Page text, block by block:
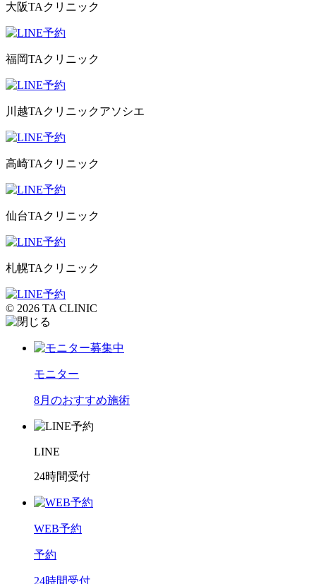
大阪TAクリニック
福岡TAクリニック
川越TAクリニックアソシエ
高崎TAクリニック
仙台TAクリニック
札幌TAクリニック
© 2026 TA CLINIC
モニター
8月のおすすめ施術
LINE
24時間受付
WEB予約
予約
24時間受付